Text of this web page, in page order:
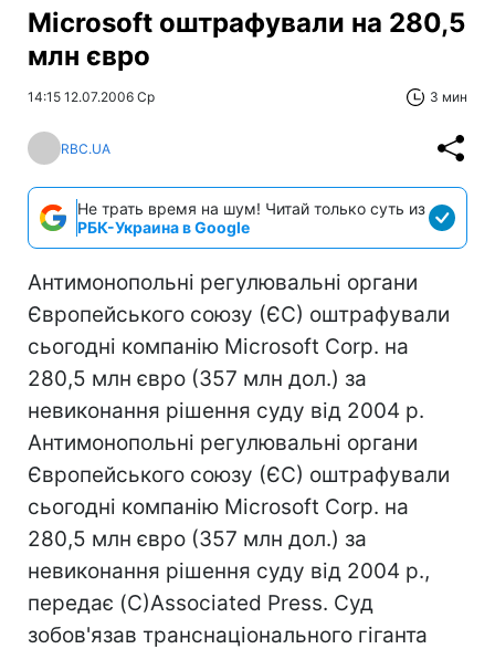
Microsoft оштрафували на 280,5
млн євро
14:15 12.07.2006 Ср 3 мин
RBC.UA
Не трать время на шум! Читай только суть из
РБК-Украина в Google
Антимонопольні регулювальні органи
Європейського союзу (ЄС) оштрафували
сьогодні компанію Microsoft Corp. на
280,5 млн євро (357 млн дол.) за
невиконання рішення суду від 2004 р.
Антимонопольні регулювальні органи
Європейського союзу (ЄС) оштрафували
сьогодні компанію Microsoft Corp. на
280,5 млн євро (357 млн дол.) за
невиконання рішення суду від 2004 р.,
передає (C)Аssociated Press. Суд
зобов'язав транснаціонального гіганта